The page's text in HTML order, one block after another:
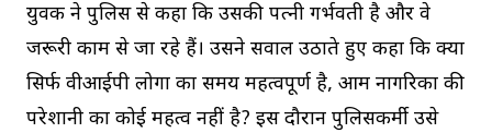
युवक ने पुलिस से कहा कि उसकी पत्नी गर्भवती है और वे
जरूरी काम से जा रहे हैं। उसने सवाल उठाते हुए कहा कि क्या
सिर्फ वीआईपी लोगों का समय महत्वपूर्ण है, आम नागरिकों की
परेशानी का कोई महत्व नहीं है? इस दौरान पुलिसकर्मी उसे